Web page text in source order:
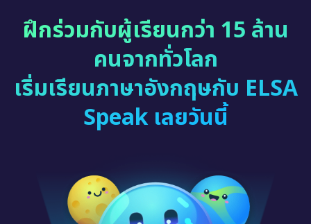
ฝึกร่วมกับผู้เรียนกว่า 15 ล้าน
คนจากทั่วโลก
เริ่มเรียนภาษาอังกฤษกับ ELSA
Speak เลยวันนี้